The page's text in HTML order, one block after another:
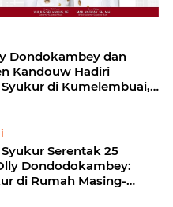
Dondokambey dan
Kandouw Hadiri
di Kumelembuai,
Serentak 25
Dondodokambey:
di Rumah Masing-